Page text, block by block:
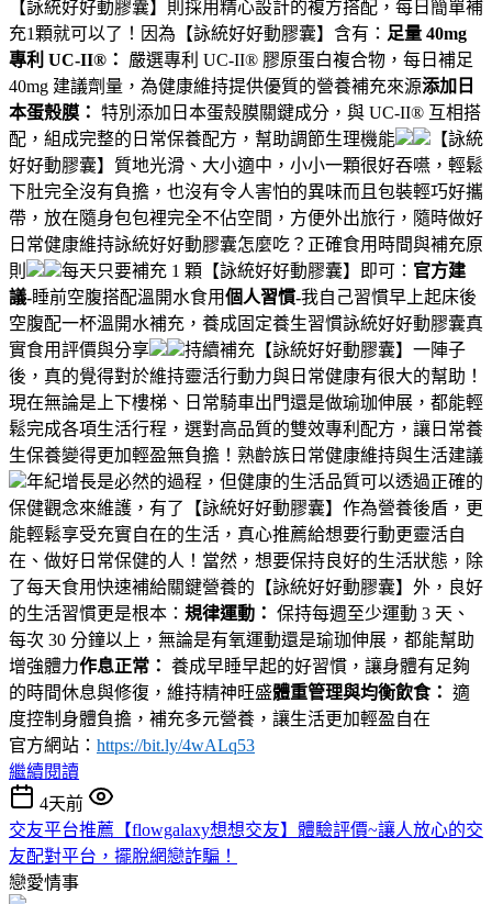
【詠統好好動膠囊】則採用精心設計的複方搭配，每日簡單補
充1顆就可以了！因為【詠統好好動膠囊】含有： 足量 40mg
專利 UC-II®：
嚴選專利 UC-II® 膠原蛋白複合物，每日補足
40mg 建議劑量，為健康維持提供優質的營養補充來源添加日
本蛋殼膜： 特別添加日本蛋殼膜關鍵成分，與 UC-II® 互相搭
配，組成完整的日常保養配方，幫助調節生理機能
【詠統
好好動膠囊】質地光滑、大小適中，小小一顆很好吞嚥，輕鬆
下肚完全沒有負擔，也沒有令人害怕的異味而且包裝輕巧好攜
帶，放在隨身包包裡完全不佔空間，方便外出旅行，隨時做好
日常健康維持詠統好好動膠囊怎麼吃？正確食用時間與補充原
則
每天只要補充 1 顆【詠統好好動膠囊】即可： 官方建
議-睡前空腹搭配溫開水食用個人習慣-我自己習慣早上起床後
空腹配一杯溫開水補充，養成固定養生習慣詠統好好動膠囊真
實食用評價與分享
持續補充【詠統好好動膠囊】一陣子
後，真的覺得對於維持靈活行動力與日常健康有很大的幫助！
現在無論是上下樓梯、日常騎車出門還是做瑜珈伸展，都能輕
鬆完成各項生活行程，選對高品質的雙效專利配方，讓日常養
生保養變得更加輕盈無負擔！熟齡族日常健康維持與生活建議
年紀增長是必然的過程，但健康的生活品質可以透過正確的
保健觀念來維護，有了【詠統好好動膠囊】作為營養後盾，更
能輕鬆享受充實自在的生活，真心推薦給想要行動更靈活自
在、做好日常保健的人！當然，想要保持良好的生活狀態，除
了每天食用快速補給關鍵營養的【詠統好好動膠囊】外，良好
的生活習慣更是根本： 規律運動： 保持每週至少運動 3 天、
每次 30 分鐘以上，無論是有氧運動還是瑜珈伸展，都能幫助
增強體力作息正常： 養成早睡早起的好習慣，讓身體有足夠
的時間休息與修復，維持精神旺盛體重管理與均衡飲食： 適
度控制身體負擔，補充多元營養，讓生活更加輕盈自在
官方網站： https://bit.ly/4wALq53
繼續閱讀
4天前
交友平台推薦【flowgalaxy想想交友】體驗評價~讓人放心的交
友配對平台，擺脫網戀詐騙！
戀愛情事